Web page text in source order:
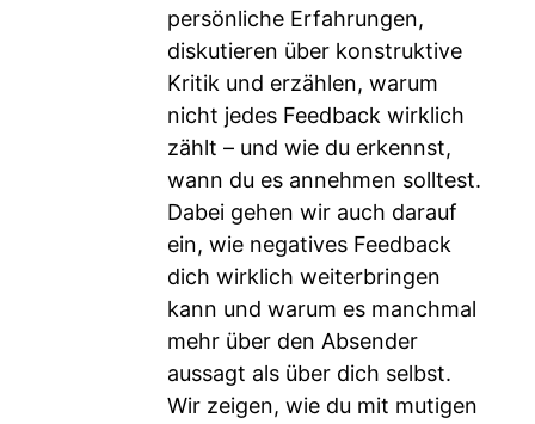
persönliche Erfahrungen,
diskutieren über konstruktive
Kritik und erzählen, warum
nicht jedes Feedback wirklich
zählt – und wie du erkennst,
wann du es annehmen solltest.
Dabei gehen wir auch darauf
ein, wie negatives Feedback
dich wirklich weiterbringen
kann und warum es manchmal
mehr über den Absender
aussagt als über dich selbst.
Wir zeigen, wie du mit mutigen